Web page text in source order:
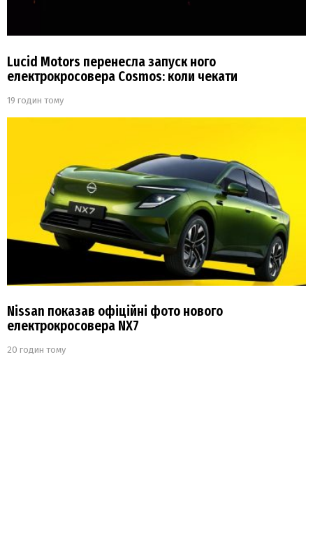
Lucid Motors перенесла запуск ного
електрокросовера Cosmos: коли чекати
19 годин тому
Nissan показав офіційні фото нового
електрокросовера NX7
20 годин тому